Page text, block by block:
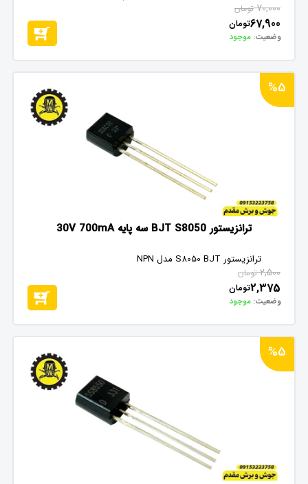
70,000 تومان
67,900تومان
وضعیت: موجود
%5
ترانزیستور BJT S8050 سه پایه 30V 700mA
ترانزیستور S8050 BJT مدل NPN
2,500 تومان
2,375تومان
وضعیت: موجود
%5